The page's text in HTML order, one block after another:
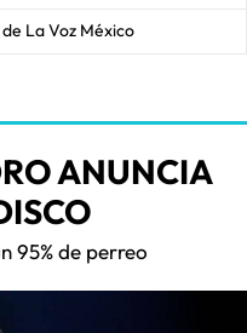
La Voz México
ANUNCIA
95% de perreo